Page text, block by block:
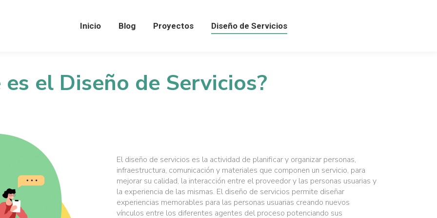
Inicio Blog Proyectos Diseño de Servicios
es el Diseño de Servicios?
El diseño de servicios es la actividad de planificar y organizar personas,
infraestructura, comunicación y materiales que componen un servicio, para
mejorar su calidad, la interacción entre el proveedor y las personas usuarias y
la experiencia de las mismas. El diseño de servicios permite diseñar
experiencias memorables para las personas usuarias creando nuevos
vínculos entre los diferentes agentes del proceso potenciando sus
Inicio Blog Proyectos Diseño de Servicios